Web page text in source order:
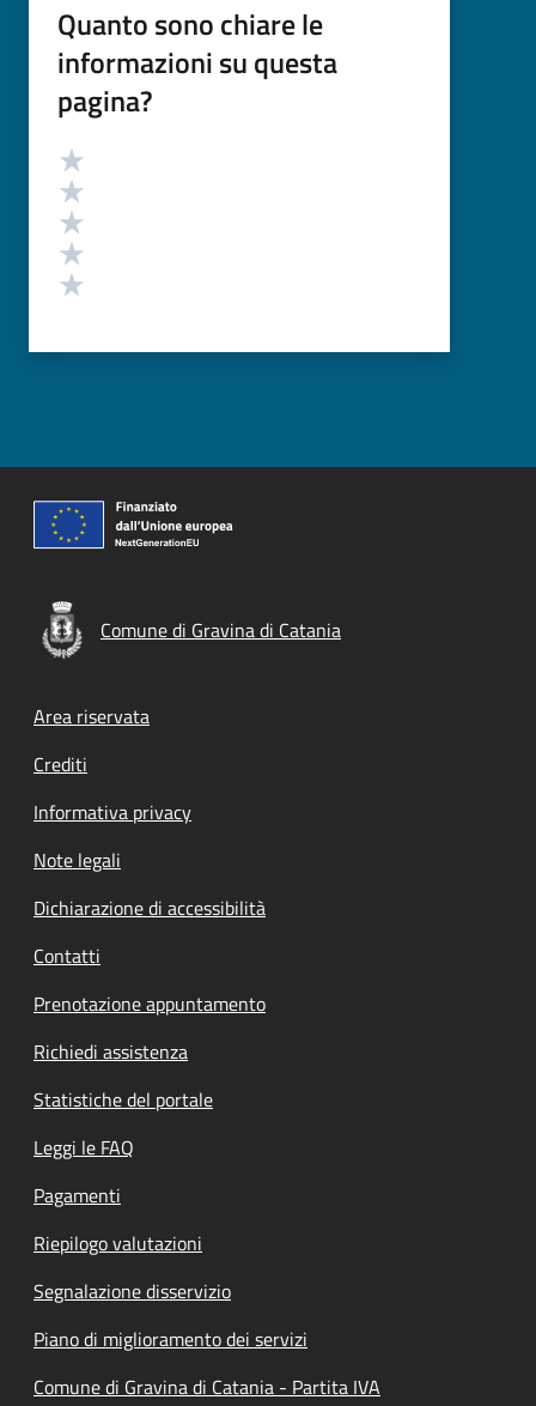
Quanto sono chiare le
informazioni su questa
pagina?
Valutazione
Comune di Gravina di Catania
Footer menu
Area riservata
Crediti
Informativa privacy
Note legali
Dichiarazione di accessibilità
Contatti
Prenotazione appuntamento
Richiedi assistenza
Statistiche del portale
Leggi le FAQ
Pagamenti
Riepilogo valutazioni
Segnalazione disservizio
Piano di miglioramento dei servizi
Comune di Gravina di Catania - Partita IVA